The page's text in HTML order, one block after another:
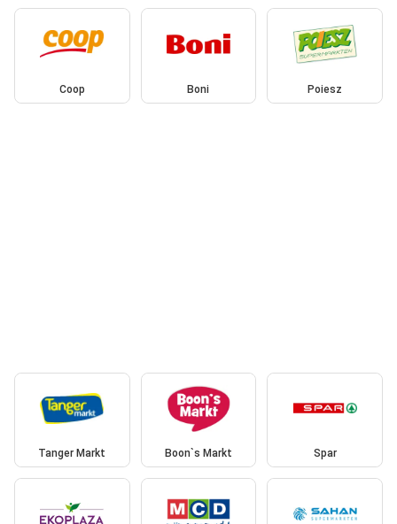
Coop Boni Poiesz
Tanger Markt Boon`s Markt Spar